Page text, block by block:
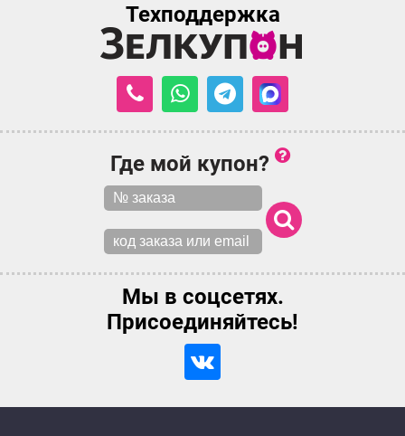
Техподдержка
Где мой купон?
Мы в соцсетях.
Присоединяйтесь!